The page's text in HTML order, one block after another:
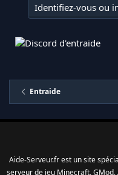
Identifiez-vous ou
Entraide
Aide-Serveur.fr est un site
serveur de jeu Minecraft, GMod,